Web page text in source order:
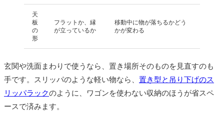
天
板
の
形
フラットか、縁
が立っているか
移動中に物が落ちるかどう
かが変わる
玄関や洗面まわりで使うなら、置き場所そのものを見直すのも
手です。スリッパのような軽い物なら、 置き型と吊り下げのス
リッパラックのように、ワゴンを使わない収納のほうが省スペ
ースで済みます。